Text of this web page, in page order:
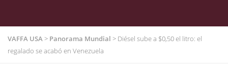
VAFFA USA> Panorama Mundial > Diésel sube a $0,50 el litro: el
regalado se acabó en Venezuela